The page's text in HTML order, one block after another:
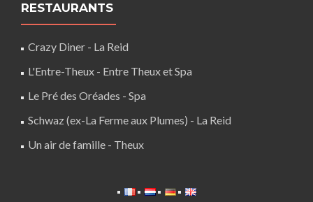
RESTAURANTS
Crazy Diner - La Reid
L'Entre-Theux - Entre Theux et Spa
Le Pré des Oréades - Spa
Schwaz (ex-La Ferme aux Plumes) - La Reid
Un air de famille - Theux